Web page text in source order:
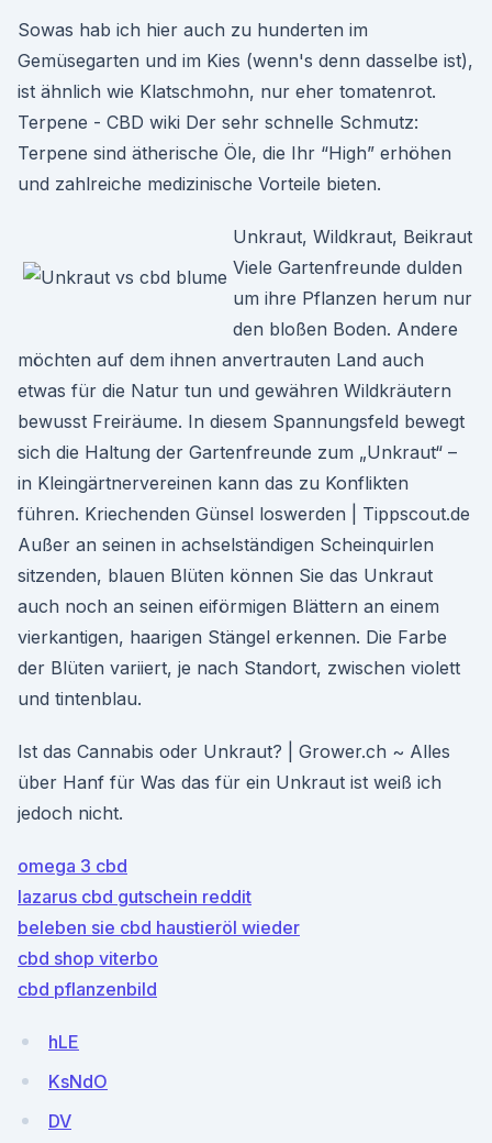
Sowas hab ich hier auch zu hunderten im
Gemüsegarten und im Kies (wenn's denn dasselbe ist),
ist ähnlich wie Klatschmohn, nur eher tomatenrot.
Terpene - CBD wiki Der sehr schnelle Schmutz:
Terpene sind ätherische Öle, die Ihr “High” erhöhen
und zahlreiche medizinische Vorteile bieten.
Unkraut, Wildkraut, Beikraut
Viele Gartenfreunde dulden
um ihre Pflanzen herum nur
den bloßen Boden. Andere
möchten auf dem ihnen anvertrauten Land auch
etwas für die Natur tun und gewähren Wildkräutern
bewusst Freiräume. In diesem Spannungsfeld bewegt
sich die Haltung der Gartenfreunde zum „Unkraut“ –
in Kleingärtnervereinen kann das zu Konflikten
führen. Kriechenden Günsel loswerden | Tippscout.de
Außer an seinen in achselständigen Scheinquirlen
sitzenden, blauen Blüten können Sie das Unkraut
auch noch an seinen eiförmigen Blättern an einem
vierkantigen, haarigen Stängel erkennen. Die Farbe
der Blüten variiert, je nach Standort, zwischen violett
und tintenblau.
Ist das Cannabis oder Unkraut? | Grower.ch ~ Alles
über Hanf für Was das für ein Unkraut ist weiß ich
jedoch nicht.
omega 3 cbd
lazarus cbd gutschein reddit
beleben sie cbd haustieröl wieder
cbd shop viterbo
cbd pflanzenbild
hLE
KsNdO
DV